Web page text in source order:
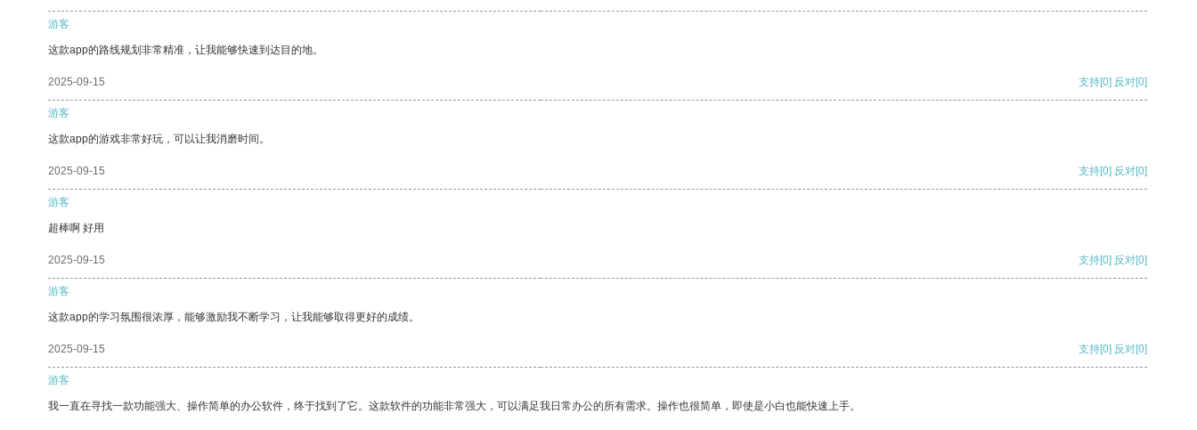
游客
这款app的路线规划非常精准，让我能够快速到达目的地。
2025-09-15 支持[0] 反对[0]
游客
这款app的游戏非常好玩，可以让我消磨时间。
2025-09-15 支持[0] 反对[0]
游客
超棒啊 好用
2025-09-15 支持[0] 反对[0]
游客
这款app的学习氛围很浓厚，能够激励我不断学习，让我能够取得更好的成绩。
2025-09-15 支持[0] 反对[0]
游客
我一直在寻找一款功能强大、操作简单的办公软件，终于找到了它。这款软件的功能非常强大，可以满足我日常办公的所有需求。操作也很简单，即使是小白也能快速上手。